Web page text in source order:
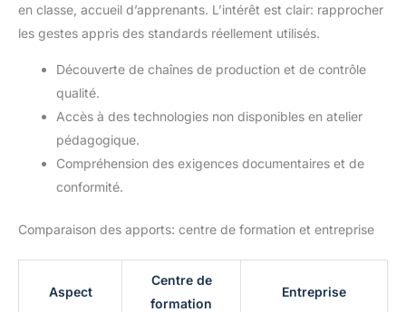
en classe, accueil d’apprenants. L’intérêt est clair: rapprocher
les gestes appris des standards réellement utilisés.
Découverte de chaînes de production et de contrôle
qualité.
Accès à des technologies non disponibles en atelier
pédagogique.
Compréhension des exigences documentaires et de
conformité.
Comparaison des apports: centre de formation et entreprise
Aspect
Centre de
formation
Entreprise